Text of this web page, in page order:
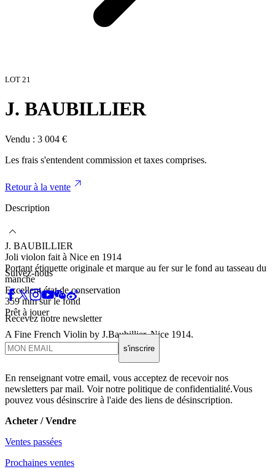
LOT 21
J. BAUBILLIER
Vendu : 3 004 €
Les frais s'entendent commission et taxes comprises.
Retour à la vente
Description
J. BAUBILLIER
Joli violon fait à Nice en 1914
Portant étiquette originale et marque au fer sur le fond au tasseau du
manche
Excellent état de conservation
359 mm sur le fond
Prêt à jouer
A Fine French Violin by J.Baubillier, Nice 1914.
Excellent Condition
Suivez-nous
Recevez notre newsletter
s'inscrire
En renseignant votre email, vous acceptez de recevoir nos
newsletters par mail. Voir notre politique de confidentialité.Vous
pouvez vous désinscrire à l'aide des liens de désinscription.
Acheter / Vendre
Ventes passées
Prochaines ventes